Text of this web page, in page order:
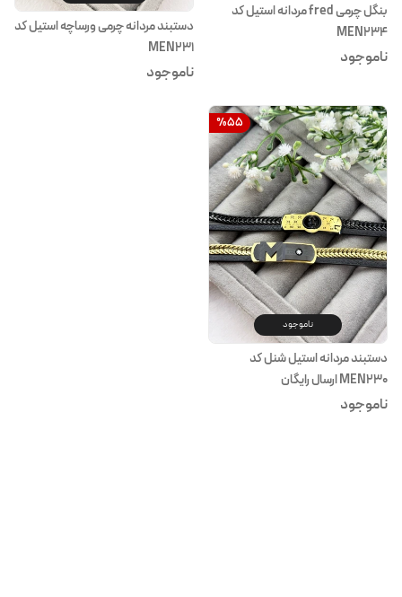
بنگل چرمی fred مردانه استیل کد
MEN234
ناموجود
دستبند مردانه چرمی ورساچه استیل کد
MEN231
ناموجود
%55
ناموجود
دستبند مردانه استیل شنل کد
MEN230 ارسال رایگان
ناموجود